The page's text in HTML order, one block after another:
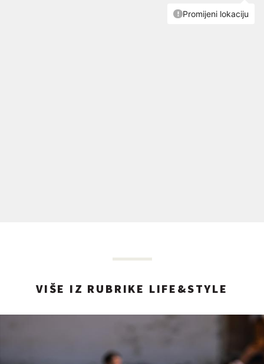
VIŠE IZ RUBRIKE LIFE&STYLE